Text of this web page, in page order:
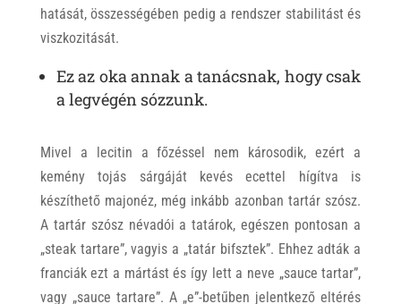
hatását, összességében pedig a rendszer stabilitást és
viszkozitását.
Ez az okaannak a tanácsnak, hogy csak
a legvégén sózzunk.
Mivel a lecitin a főzéssel nem károsodik, ezért a
kemény tojás sárgáját kevés ecettel hígítva is
készíthető majonéz, még inkább azonban tartár szósz.
A tartár szósz névadói a tatárok, egészen pontosan a
„steak tartare”, vagyis a „tatár bifsztek”. Ehhez adták a
franciák ezt a mártást és így lett a neve „sauce tartar”,
vagy „sauce tartare”. A „e”-betűben jelentkező eltérés